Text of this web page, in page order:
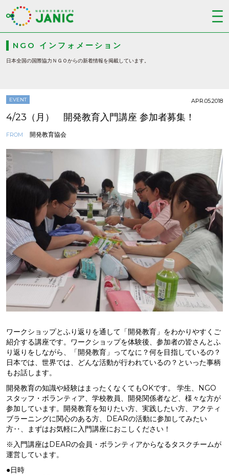
NGO インフォメーション
日本全国の国際協力ＮＧＯからの新着情報を掲載しています。
EVENT
4/23（月） 開発教育入門講座 参加者募集！
FROM 開発教育協会
APR.05.2018
ワークショップとふり返りを通して「開発教育」をわかりやすくご
紹介する講座です。ワークショップを体験後、参加者の皆さんとふ
り返りをしながら、「開発教育」ってなに？何を目指しているの？
日本では、世界では、どんな活動が行われているの？といった事柄
もお話します。
開発教育の知識や経験はまったくなくてもOKです。 学生、NGO
スタッフ・ボランティア、学校教員、開発関係者など、様々な方が
参加しています。開発教育を知りたい方、実践したい方、アクティ
ブラーニングに関心のある方、DEARの活動に参加してみたい
方‥、まずはお気軽に入門講座におこしください！
※入門講座はDEARの会員・ボランティアからなるタスクチームが
運営しています。
●日時